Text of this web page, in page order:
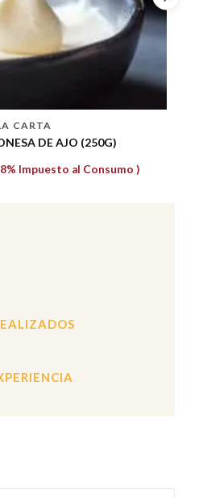
CARTA
CON QUINOA
Impuesto al Consumo )